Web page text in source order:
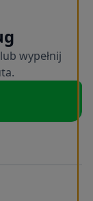
wypełnij